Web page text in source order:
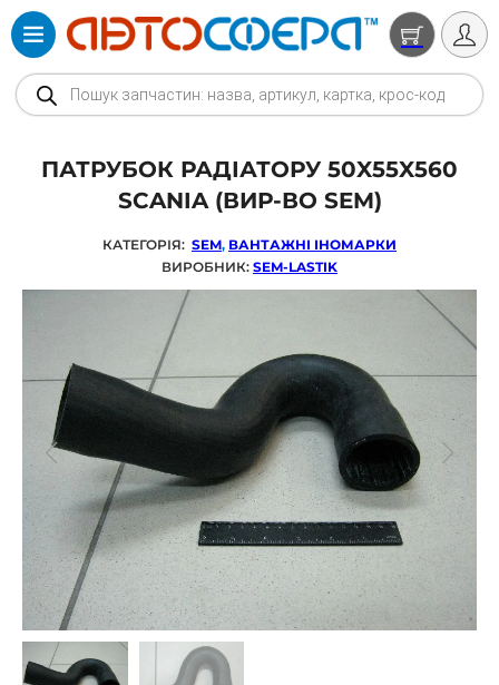
Products search
ПАТРУБОК РАДІАТОРУ 50X55X560
SCANIA (ВИР-ВО SEM)
КАТЕГОРІЯ: SEM, ВАНТАЖНІ ІНОМАРКИ
ВИРОБНИК: SEM-LASTIK